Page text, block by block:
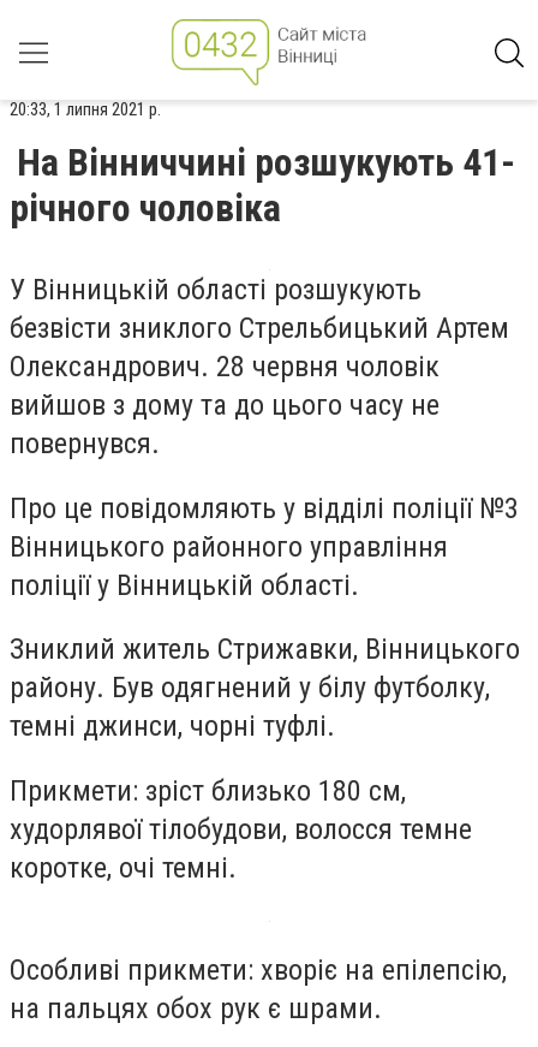
20:33, 1 липня 2021 р.
На Вінниччині розшукують 41-
річного чоловіка
У Вінницькій області розшукують
безвісти зниклого Стрельбицький Артем
Олександрович. 28 червня чоловік
вийшов з дому та до цього часу не
повернувся.
Про це повідомляють у відділі поліції №3
Вінницького районного управління
поліції у Вінницькій області.
Зниклий житель Стрижавки, Вінницького
району. Був одягнений у білу футболку,
темні джинси, чорні туфлі.
Прикмети: зріст близько 180 см,
худорлявої тілобудови, волосся темне
коротке, очі темні.
Особливі прикмети: хворіє на епілепсію,
на пальцях обох рук є шрами.